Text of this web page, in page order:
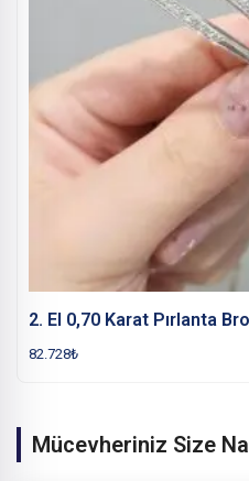
2. El 0,70 Karat Pırlanta
82.728₺
Mücevheriniz Size